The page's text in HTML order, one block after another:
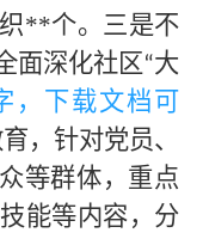
**个。三是不
面深化社区“大
，下载文档可
，针对党员、
等群体，重点
能等内容，分